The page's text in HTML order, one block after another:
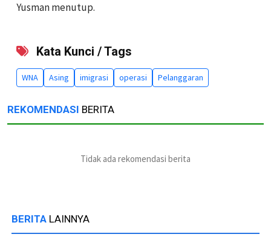
Yusman menutup.
Kata Kunci / Tags
WNA Asing imigrasi operasi Pelanggaran
REKOMENDASI BERITA
Tidak ada rekomendasi berita
BERITA LAINNYA